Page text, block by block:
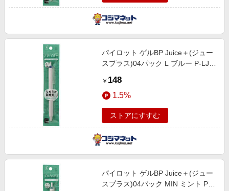
パイロット ゲルBP Juice＋(ジュー
スプラス)04パック L ブルー P-LJL-
￥ 148
1.5%
ストアにすすむ
パイロット ゲルBP Juice＋(ジュー
スプラス)04パック MIN ミント P-